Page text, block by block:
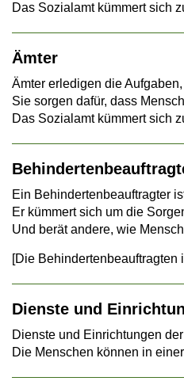
Das Sozialamt kümmert sich
Ämter
Ämter erledigen die
Sie sorgen dafür, dass
Das Sozialamt kümmert sich
Ein Behindertenbeauftragter
Er kümmert sich um die
Und berät andere, wie
[Die Behindertenbeauftragten
Dienste und
Dienste und Einrichtungen
Die Menschen können in